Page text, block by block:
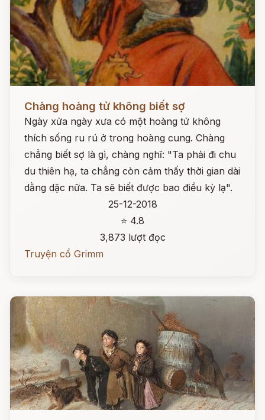
Chàng hoàng tử không biết sợ
Ngày xửa ngày xưa có một hoàng tử không
thích sống ru rú ở trong hoàng cung. Chàng
chẳng biết sợ là gì, chàng nghĩ: "Ta phải đi chu
du thiên hạ, ta chẳng còn cảm thấy thời gian dài
dằng dặc nữa. Ta sẽ biết được bao điều kỳ lạ".
25-12-2018
⭐ 4.8
3,873 lượt đọc
Truyện cổ Grimm